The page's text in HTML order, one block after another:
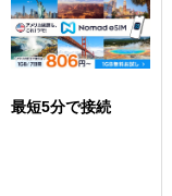
最短5分で接続